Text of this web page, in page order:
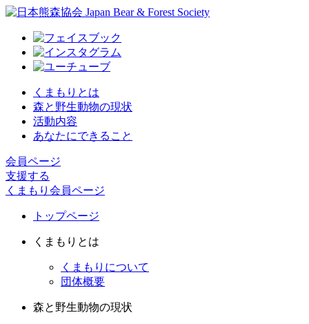
くまもりとは
森と野生動物の現状
活動内容
あなたにできること
会員ページ
支援する
くまもり会員ページ
トップページ
くまもりとは
くまもりについて
団体概要
森と野生動物の現状